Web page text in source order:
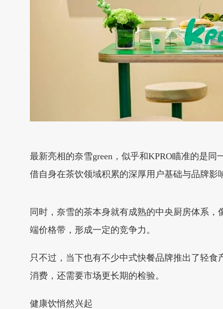
最新亮相的奈雪green，似乎和KPRO瞄准的是
借自身在茶饮领域积累的深厚用户基础与品牌
同时，奈雪的茶本身就有成熟的中央厨房体系
端价格带，形成一定的竞争力。
只不过，当下也有不少中式快餐品牌推出了轻
消费，还需要市场更长期的检验。
健康饮悄然兴起